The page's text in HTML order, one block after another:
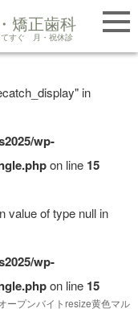
矯正歯科
すぐ 月・祝休診
in
wp-
on line 15
value of type null in
wp-
on line 15
ープンバイトresize黄色マル